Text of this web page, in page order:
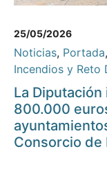
25/05/2026
Noticias, Portada,
Incendios y Reto
La
800.000
Consorcio de